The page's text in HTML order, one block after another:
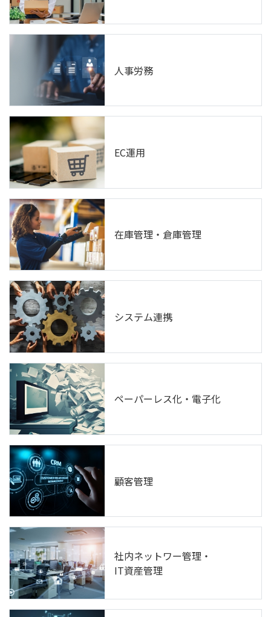
人事労務
EC運用
在庫管理・倉庫管理
システム連携
ペーパーレス化・電子化
顧客管理
社内ネットワー管理・
IT資産管理